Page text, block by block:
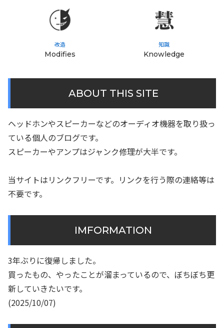
改造
Modifies
知識
Knowledge
ABOUT THIS SITE
ヘッドホンやスピーカーなどのオーディオ機器を取り扱っ
ている個人のブログです。
スピーカーやアンプはジャンク修理が大半です。
当サイトはリンクフリーです。リンクを行う際の連絡等は
不要です。
IMFORMATION
3年ぶりに復帰しました。
買ったもの、やったことが溜まっているので、ぼちぼち更
新していきたいです。
(2025/10/07)